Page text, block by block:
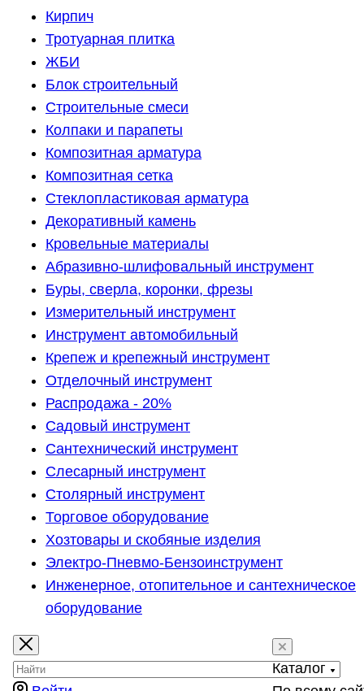
Кирпич
Тротуарная плитка
ЖБИ
Блок строительный
Строительные смеси
Колпаки и парапеты
Композитная арматура
Композитная сетка
Стеклопластиковая арматура
Декоративный камень
Кровельные материалы
Абразивно-шлифовальный инструмент
Буры, сверла, коронки, фрезы
Измерительный инструмент
Инструмент автомобильный
Крепеж и крепежный инструмент
Отделочный инструмент
Распродажа - 20%
Садовый инструмент
Сантехнический инструмент
Слесарный инструмент
Столярный инструмент
Торговое оборудование
Хозтовары и скобяные изделия
Электро-Пневмо-Бензоинструмент
Инженерное, отопительное и сантехническое
оборудование
Каталог